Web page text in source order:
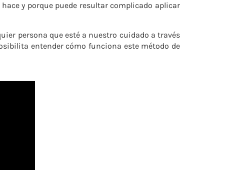
y porque puede resultar complicado aplicar
persona que esté a nuestro cuidado a través
entender cómo funciona este método de